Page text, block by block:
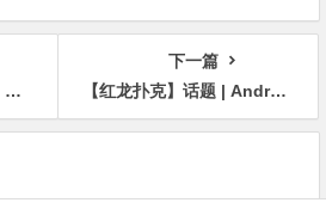
的入选者
下一篇
【红龙扑克】话题 | Andrew Moreno有一个关于WSOP的廉价技巧，您可以在家尝试